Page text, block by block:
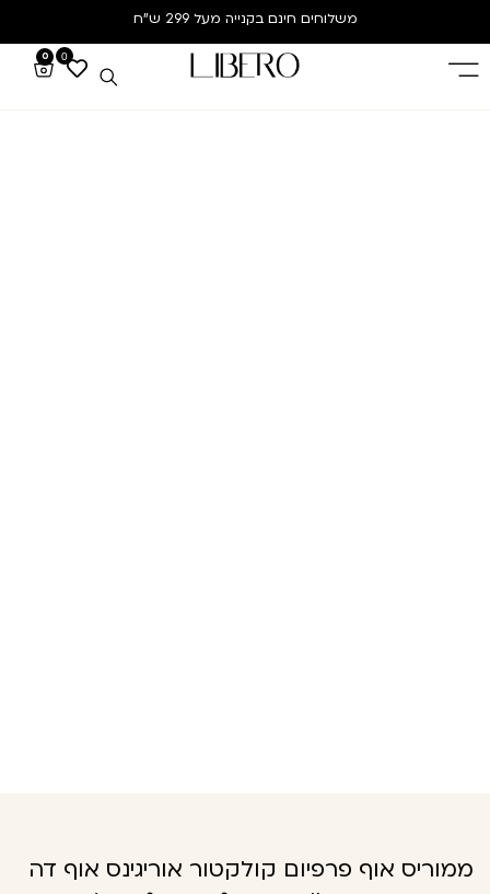
משלוחים חינם בקנייה מעל 299 ש”ח
0
0
ממוריס אוף פרפיום קולקטור אוריגינס אוף דה